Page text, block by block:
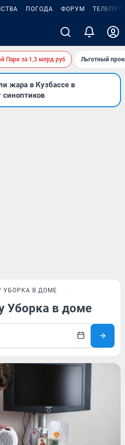
ПОГОДА ФОРУМ
Парк за 1,3 млрд руб Льготный
жара в Кузбассе в
УБОРКА В ДОМЕ
Уборка в доме